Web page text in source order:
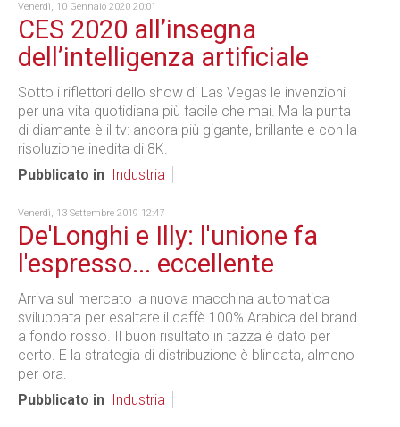
Venerdì, 10 Gennaio 2020 20:01
CES 2020 all’insegna
dell’intelligenza artificiale
Sotto i riflettori dello show di Las Vegas le invenzioni
per una vita quotidiana più facile che mai. Ma la punta
di diamante è il tv: ancora più gigante, brillante e con la
risoluzione inedita di 8K.
Pubblicato in
Industria
Venerdì, 13 Settembre 2019 12:47
De'Longhi e Illy: l'unione fa
l'espresso... eccellente
Arriva sul mercato la nuova macchina automatica
sviluppata per esaltare il caffè 100% Arabica del brand
a fondo rosso. Il buon risultato in tazza è dato per
certo. E la strategia di distribuzione è blindata, almeno
per ora.
Pubblicato in
Industria